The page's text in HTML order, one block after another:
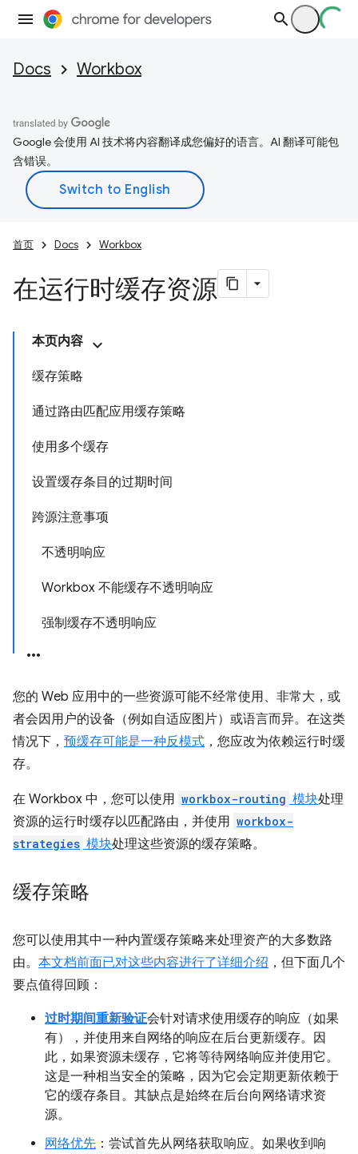
Docs Workbox
Google 会使用 AI 技术将内容翻译成您偏好的语言。AI 翻译可能包
含错误。
首页 Docs Workbox
在运行时缓存资源
本页内容
缓存策略
通过路由匹配应用缓存策略
使用多个缓存
设置缓存条目的过期时间
跨源注意事项
不透明响应
Workbox 不能缓存不透明响应
强制缓存不透明响应
您的 Web 应用中的一些资源可能不经常使用、非常大，或
者会因用户的设备（例如自适应图片）或语言而异。在这类
情况下， 预缓存可能是一种反模式 ，您应改为依赖运行时缓
存。
在 Workbox 中，您可以使用 workbox-routing 模块处理
资源的运行时缓存以匹配路由，并使用 workbox-
strategies 模块处理这些资源的缓存策略。
缓存策略
您可以使用其中一种内置缓存策略来处理资产的大多数路
由。 本文档前面已对这些内容进行了详细介绍 ，但下面几个
要点值得回顾：
过时期间重新验证会针对请求使用缓存的响应（如果
有），并使用来自网络的响应在后台更新缓存。因
此，如果资源未缓存，它将等待网络响应并使用它。
这是一种相当安全的策略，因为它会定期更新依赖于
它的缓存条目。其缺点是始终在后台向网络请求资
源。
网络优先 ：尝试首先从网络获取响应。如果收到响